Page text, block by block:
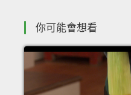
你可能會想看